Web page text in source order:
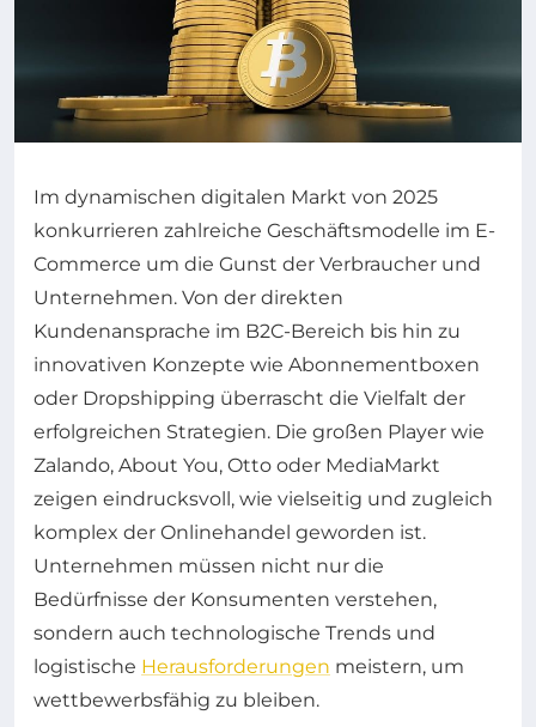
Im dynamischen digitalen Markt von 2025
konkurrieren zahlreiche Geschäftsmodelle im E-
Commerce um die Gunst der Verbraucher und
Unternehmen. Von der direkten
Kundenansprache im B2C-Bereich bis hin zu
innovativen Konzepte wie Abonnementboxen
oder Dropshipping überrascht die Vielfalt der
erfolgreichen Strategien. Die großen Player wie
Zalando, About You, Otto oder MediaMarkt
zeigen eindrucksvoll, wie vielseitig und zugleich
komplex der Onlinehandel geworden ist.
Unternehmen müssen nicht nur die
Bedürfnisse der Konsumenten verstehen,
sondern auch technologische Trends und
logistische Herausforderungen meistern, um
wettbewerbsfähig zu bleiben.